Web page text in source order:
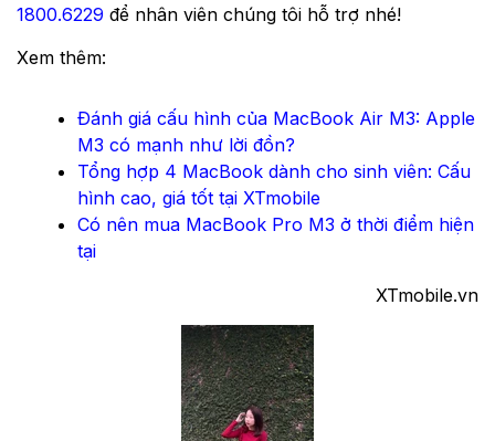
1800.6229 để nhân viên chúng tôi hỗ trợ nhé!
Xem thêm:
Đánh giá cấu hình của MacBook Air M3: Apple
M3 có mạnh như lời đồn?
Tổng hợp 4 MacBook dành cho sinh viên: Cấu
hình cao, giá tốt tại XTmobile
Có nên mua MacBook Pro M3 ở thời điểm hiện
tại
XTmobile.vn